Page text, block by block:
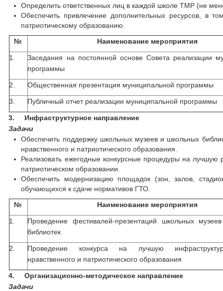
Определить ответственных лиц в каждой школе ТМР (не
Обеспечить привлечение дополнительных ресурсов, в
патриотическому образованию.
№
Наименование мероприятия
1.
Заседания на постоянной основе Совета реализации
программы
2. Общественная презентация муниципальной программы
3. Публичный отчет реализации муниципальной программы
3. Инфраструктурное направление
Задачи
Обеспечить поддержку школьных музеев и школьных
нравственного и патриотического образования.
Реализовать ежегодные конкурсные процедуры на лучшую
патриотическом образовании.
Обеспечить модернизацию площадок (зон, залов,
обучающихся к сдаче нормативов ГТО.
№
Наименование мероприятия
1.
Проведение фестивалей-презентаций школьных
библиотек
2.
Проведение конкурса на лучшую
нравственного и патриотического образования
4.Организационно-методическое направление
Задачи